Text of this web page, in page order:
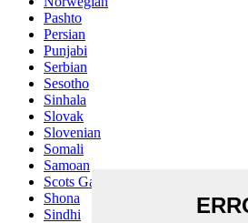
Pashto
Persian
Punjabi
Serbian
Sesotho
Sinhala
Slovak
Slovenian
Somali
Samoan
Scots Gaelic
Shona
Sindhi